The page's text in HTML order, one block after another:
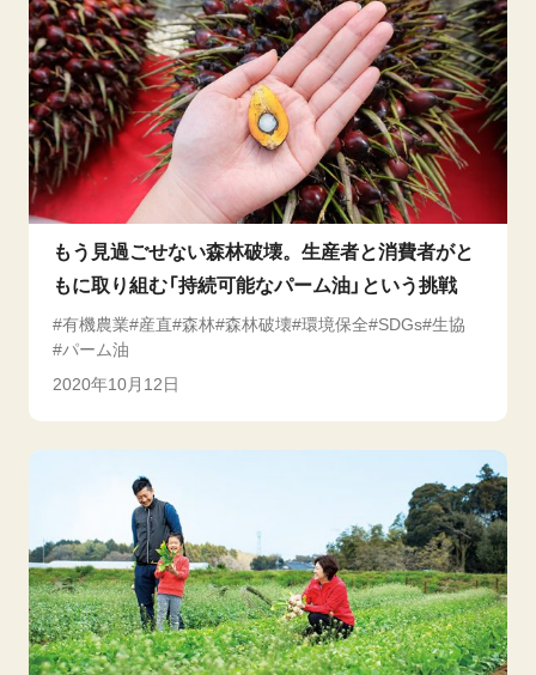
もう見過ごせない森林破壊。生産者と消費者がと
もに取り組む「持続可能なパーム油」という挑戦
有機農業 産直 森林 森林破壊 環境保全 SDGs 生協
パーム油
2020年10月12日